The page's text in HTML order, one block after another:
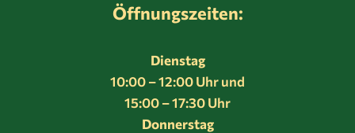
Öffnungszeiten:
Dienstag
10:00 – 12:00 Uhr und
15:00 – 17:30 Uhr
Donnerstag